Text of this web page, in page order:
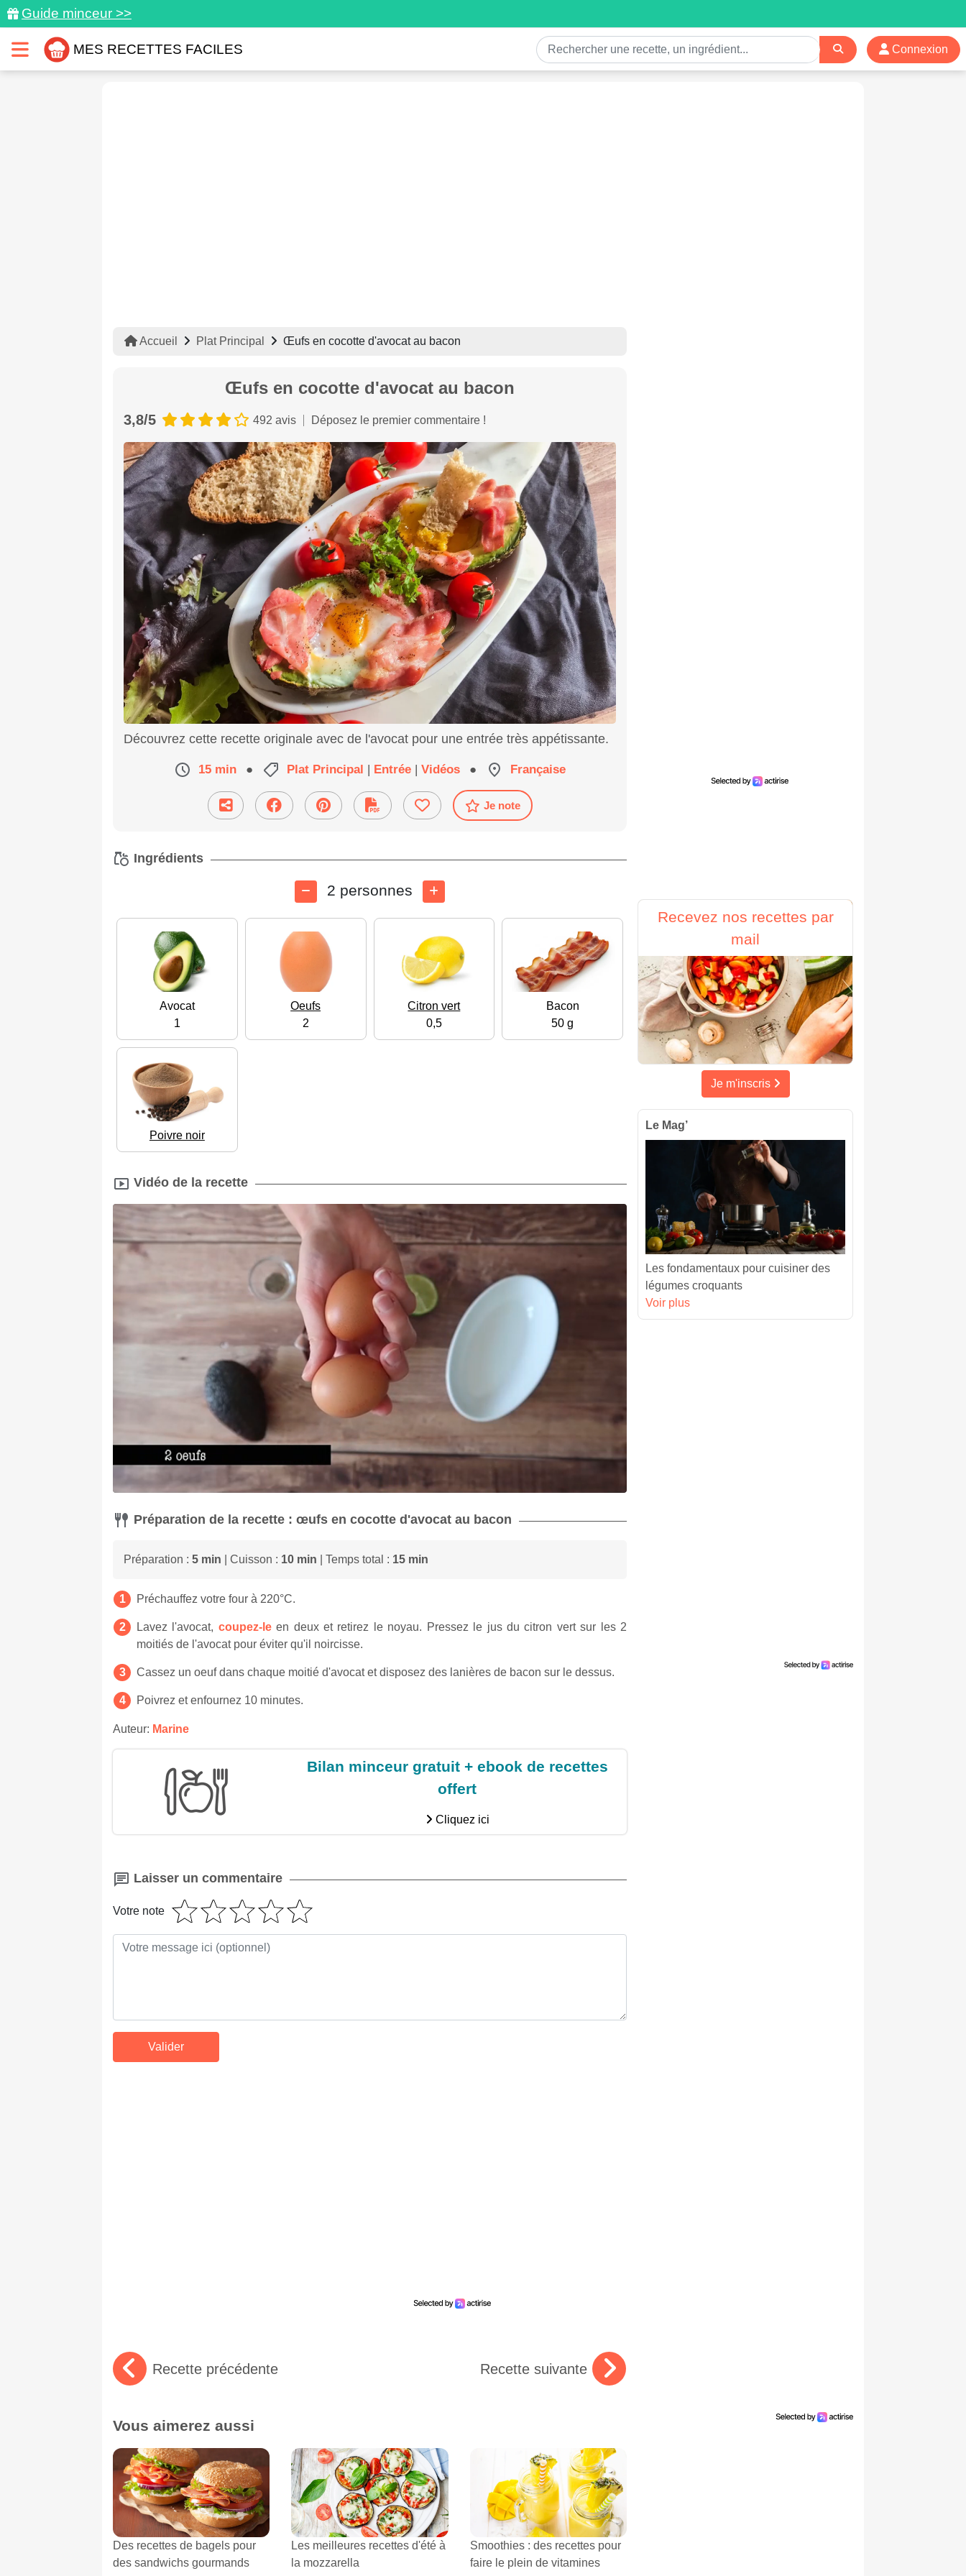
Guide minceur >>
MES RECETTES FACILES Connexion
Accueil Plat Principal Œufs en cocotte d'avocat au bacon
Œufs en cocotte d'avocat au bacon
3,8/5 492 avis Déposez le premier commentaire !
Découvrez cette recette originale avec de l'avocat pour une entrée très appétissante.
15 min ● Plat Principal | Entrée | Vidéos ● Française
Je note
Ingrédients
2 personnes
Avocat
1
Oeufs
2
Citron vert
0,5
Bacon
50 g
Poivre noir
Vidéo de la recette
Préparation de la recette : œufs en cocotte d'avocat au bacon
Préparation : 5 min | Cuisson : 10 min | Temps total : 15 min
Préchauffez votre four à 220°C.
Lavez l'avocat, coupez-leen deux et retirez le noyau. Pressez le jus du citron vert sur les 2
moitiés de l'avocat pour éviter qu'il noircisse.
Cassez un oeuf dans chaque moitié d'avocat et disposez des lanières de bacon sur le dessus.
Poivrez et enfournez 10 minutes.
Auteur: Marine
Bilan minceur gratuit + ebook de recettes
offert
Cliquez ici
Laisser un commentaire
Votre note
Recette précédente Recette suivante
Vous aimerez aussi
Des recettes de bagels pour
des sandwichs gourmands
Les meilleures recettes d'été à
la mozzarella
Smoothies : des recettes pour
faire le plein de vitamines
Recevez nos recettes par
mail
Je m'inscris
Le Mag’
Les fondamentaux pour cuisiner des
légumes croquants
Voir plus